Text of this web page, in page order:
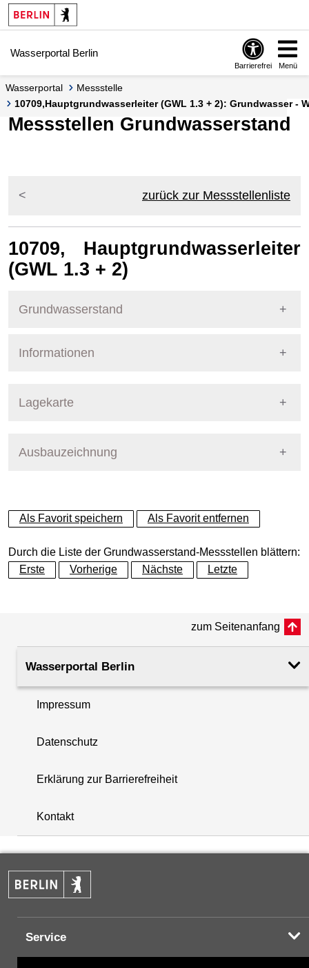
Springe zur Navigation
Springe zum Inhalt
Wasserportal Berlin
Barrierefrei Menü
Wasserportal
Messstelle
10709,Hauptgrundwasserleiter (GWL 1.3 + 2): Grundwasser -
Messstellen Grundwasserstand
zurück zur Messstellenliste
10709, Hauptgrundwasserleiter
(GWL 1.3 + 2)
Grundwasserstand
Dynamische Grafik
Informationen
Nummer
Ausprägung GW-Stand, tagesaktuell
Grundwasserleiter Hauptgrundwasserleiter
Rohroberkante
(m ü. NHN)
36.16
Filteroberkante
(m u. GOK)
Lagekarte
+
+
−
Ausbauzeichnung
Als Favorit speichern Als Favorit entfernen
Durch die Liste der Grundwasserstand-Messstellen blättern:
Erste
Vorherige Nächste Letzte
zum Seitenanfang
Wasserportal Berlin
Impressum
Datenschutz
Erklärung zur Barrierefreiheit
Kontakt
Service